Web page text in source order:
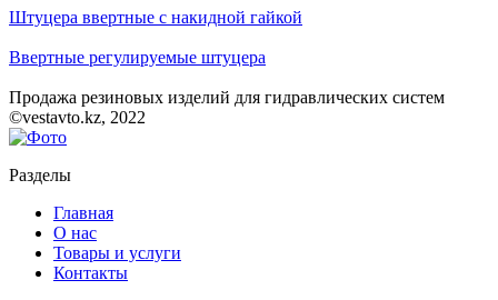
Штуцера ввертные с накидной гайкой
Ввертные регулируемые штуцера
Продажа резиновых изделий для гидравлических систем
©vestavto.kz, 2022
Разделы
Главная
О нас
Товары и услуги
Контакты